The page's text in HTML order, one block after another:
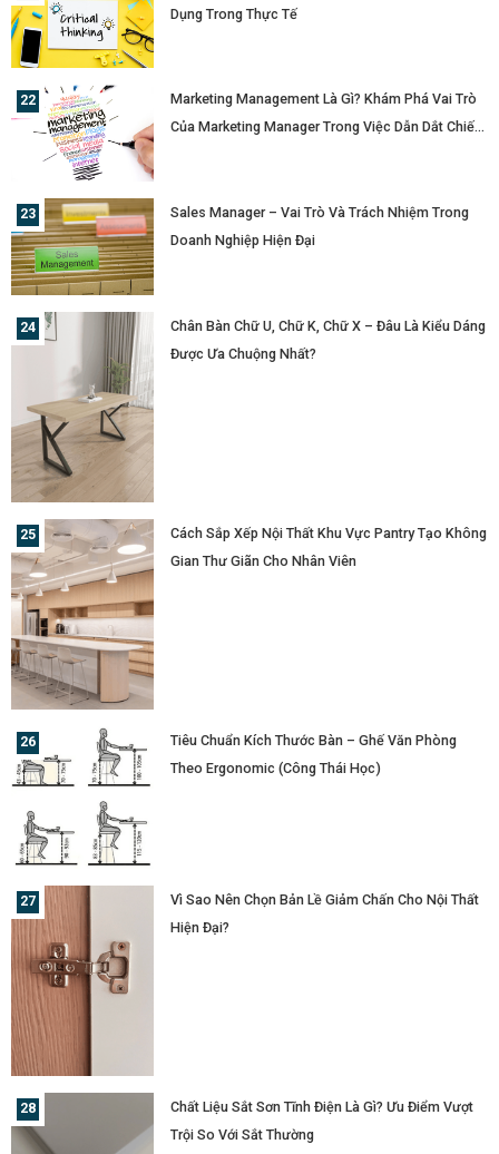
Dụng Trong Thực Tế
Marketing Management Là Gì? Khám Phá Vai Trò
Của Marketing Manager Trong Việc Dẫn Dắt Chiến
Sales Manager – Vai Trò Và Trách Nhiệm Trong
Doanh Nghiệp Hiện Đại
Chân Bàn Chữ U, Chữ K, Chữ X – Đâu Là Kiểu Dáng
Được Ưa Chuộng Nhất?
Cách Sắp Xếp Nội Thất Khu Vực Pantry Tạo Không
Gian Thư Giãn Cho Nhân Viên
Tiêu Chuẩn Kích Thước Bàn – Ghế Văn Phòng
Theo Ergonomic (Công Thái Học)
Vì Sao Nên Chọn Bản Lề Giảm Chấn Cho Nội Thất
Hiện Đại?
Chất Liệu Sắt Sơn Tĩnh Điện Là Gì? Ưu Điểm Vượt
Trội So Với Sắt Thường